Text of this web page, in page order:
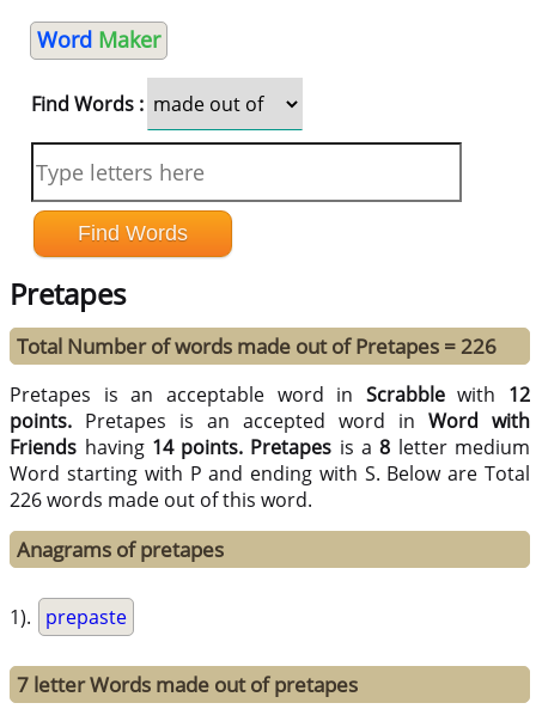
Word Maker
Find Words :
Pretapes
Total Number of words made out of Pretapes = 226
Pretapes is an acceptable word in Scrabblewith 12
points. Pretapes is an accepted word inWord with
Friends having 14 points. Pretapes is a8 letter medium
Word starting with P and ending with S. Below are Total
226 words made out of this word.
Anagrams of pretapes
1). prepaste
7 letter Words made out of pretapes